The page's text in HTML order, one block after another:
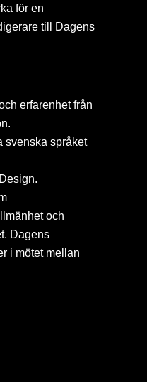
för en
till Dagens
erfarenhet från
svenska språket
och
Dagens
i mötet mellan